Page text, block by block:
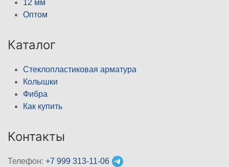
12 мм
Оптом
Каталог
Стеклопластиковая арматура
Колышки
Фибра
Как купить
Контакты
Телефон: +7 999 313-11-06